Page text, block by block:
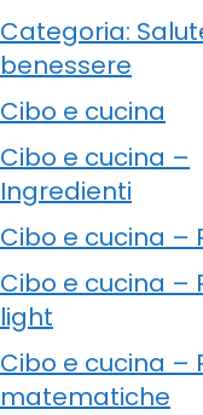
Categoria:
benessere
Cibo e cucina
Cibo e cucina –
Ingredienti
Cibo e cucina –
Cibo e cucina –
light
Cibo e cucina –
matematiche